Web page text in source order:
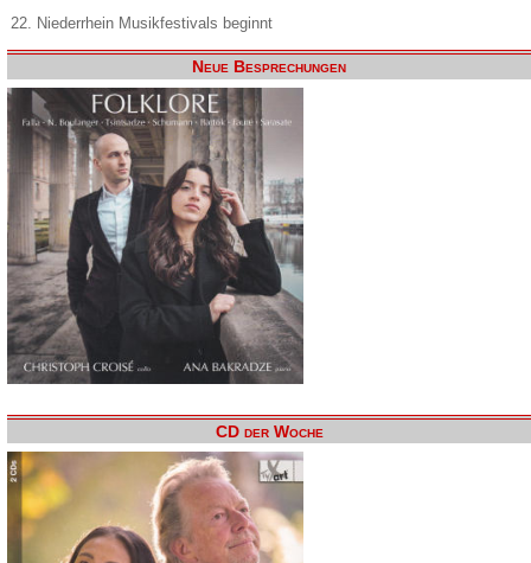
22. Niederrhein Musikfestivals beginnt
Neue Besprechungen
CD der Woche